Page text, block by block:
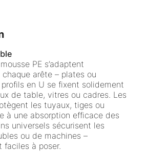
PE s’adaptent
arête – plates ou
profils en U se fixent solidement
de table, vitres ou cadres. Les
les tuyaux, tiges ou
à une absorption efficace des
universels sécurisent les
ou de machines –
faciles à poser.